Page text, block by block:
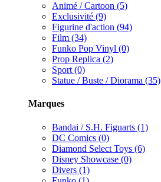
Animé / Cartoon (5)
Exclusivité (9)
Figurine d'action (94)
Film (34)
Funko Pop Vinyl (0)
Prop Replica (2)
Sport (0)
Statue / Buste / Diorama (35)
Marques
Bandai / S.H. Figuarts (1)
DC Comics (0)
Diamond Select Toys (6)
Disney Showcase (0)
Divers (1)